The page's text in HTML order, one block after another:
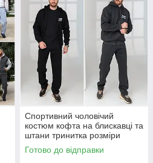
Спортивний чоловічий
костюм кофта на блискавці та
штани тринитка розміри
батал на великий зірсист
Готово до відправки